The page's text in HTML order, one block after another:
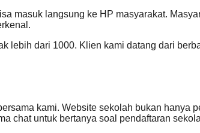
masuk langsung ke HP masyarakat.
lebih dari 1000. Klien kami datang dari
kami. Website sekolah bukan hanya
chat untuk bertanya soal pendaftaran